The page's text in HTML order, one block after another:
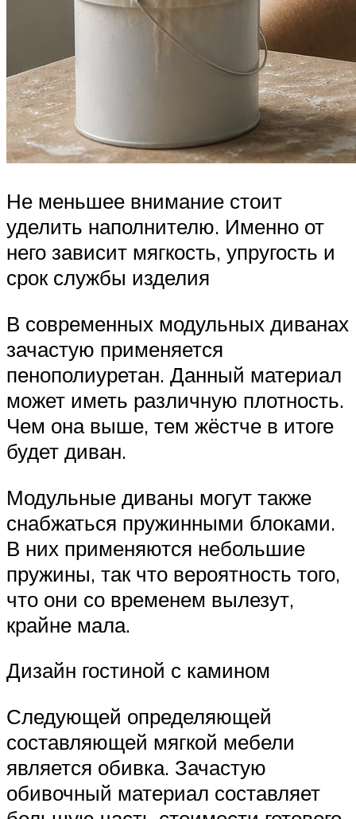
Не меньшее внимание стоит
уделить наполнителю. Именно от
него зависит мягкость, упругость и
срок службы изделия
В современных модульных диванах
зачастую применяется
пенополиуретан. Данный материал
может иметь различную плотность.
Чем она выше, тем жёстче в итоге
будет диван.
Модульные диваны могут также
снабжаться пружинными блоками.
В них применяются небольшие
пружины, так что вероятность того,
что они со временем вылезут,
крайне мала.
Дизайн гостиной с камином
Следующей определяющей
составляющей мягкой мебели
является обивка. Зачастую
обивочный материал составляет